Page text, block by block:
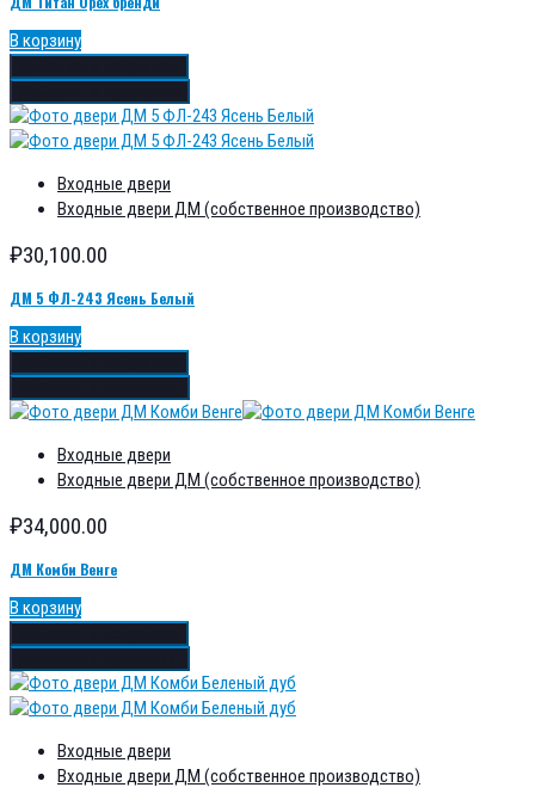
В корзину
Входные двери
Входные двери ДМ (собственное производство)
₽30,100.00
ДМ 5 ФЛ-243 Ясень Белый
В корзину
Входные двери
Входные двери ДМ (собственное производство)
₽34,000.00
ДМ Комби Венге
В корзину
Входные двери
Входные двери ДМ (собственное производство)